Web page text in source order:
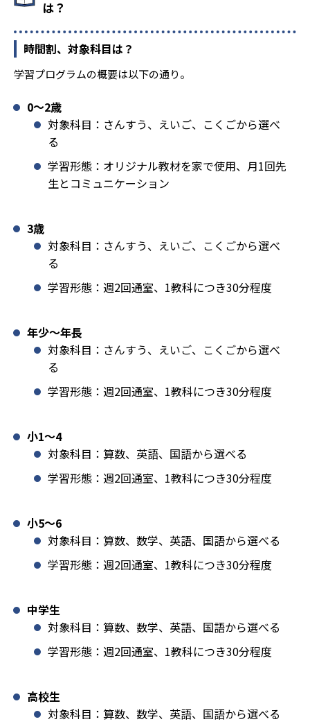
は？
時間割、対象科目は？
学習プログラムの概要は以下の通り。
0〜2歳
対象科目：さんすう、えいご、こくごから選べ
る
学習形態：オリジナル教材を家で使用、月1回先
生とコミュニケーション
3歳
対象科目：さんすう、えいご、こくごから選べ
る
学習形態：週2回通室、1教科につき30分程度
年少〜年長
対象科目：さんすう、えいご、こくごから選べ
る
学習形態：週2回通室、1教科につき30分程度
小1️〜4
対象科目：算数、英語、国語から選べる
学習形態：週2回通室、1教科につき30分程度
小5〜6
対象科目：算数、数学、英語、国語から選べる
学習形態：週2回通室、1教科につき30分程度
中学生
対象科目：算数、数学、英語、国語から選べる
学習形態：週2回通室、1教科につき30分程度
高校生
対象科目：算数、数学、英語、国語から選べる